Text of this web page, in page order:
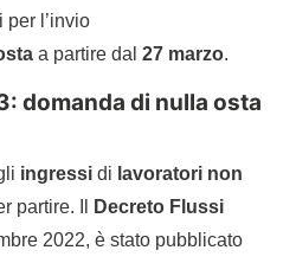
per l’invio
a partire dal 27 marzo.
domanda di nulla osta
ingressi di lavoratori non
partire. Il
Decreto Flussi
2022, è stato pubblicato